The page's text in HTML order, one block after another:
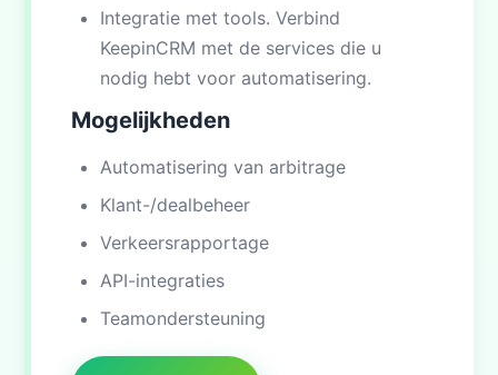
Integratie met tools. Verbind
KeepinCRM met de services die u
nodig hebt voor automatisering.
Mogelijkheden
Automatisering van arbitrage
Klant-/dealbeheer
Verkeersrapportage
API-integraties
Teamondersteuning